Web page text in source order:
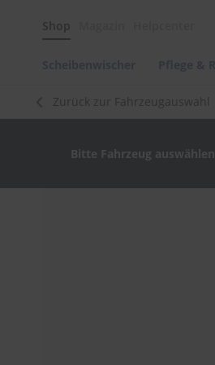
Shop
Polituren
&
Autowellness
Zurück zur Fahrzeugauswahl
Bitte Fahrzeug auswählen